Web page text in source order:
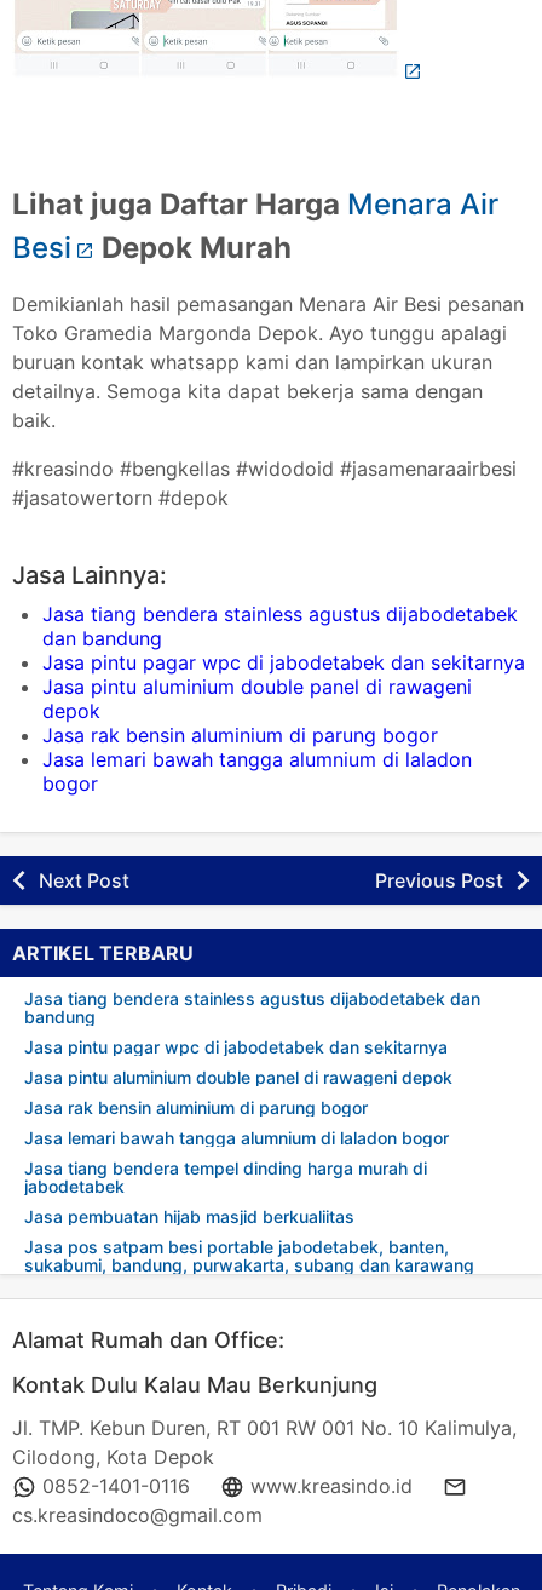
Lihat juga Daftar Harga Menara Air
Besi
Depok Murah
Demikianlah hasil pemasangan Menara Air Besi pesanan
Toko Gramedia Margonda Depok. Ayo tunggu apalagi
buruan kontak whatsapp kami dan lampirkan ukuran
detailnya. Semoga kita dapat bekerja sama dengan
baik.
#kreasindo #bengkellas #widodoid #jasamenaraairbesi
#jasatowertorn #depok
Jasa Lainnya:
Jasa tiang bendera stainless agustus dijabodetabek
dan bandung
Jasa pintu pagar wpc di jabodetabek dan sekitarnya
Jasa pintu aluminium double panel di rawageni
depok
Jasa rak bensin aluminium di parung bogor
Jasa lemari bawah tangga alumnium di laladon
bogor
Next Post Previous Post
ARTIKEL TERBARU
Jasa tiang bendera stainless agustus dijabodetabek dan
bandung
Jasa pintu pagar wpc di jabodetabek dan sekitarnya
Jasa pintu aluminium double panel di rawageni depok
Jasa rak bensin aluminium di parung bogor
Jasa lemari bawah tangga alumnium di laladon bogor
Jasa tiang bendera tempel dinding harga murah di
jabodetabek
Jasa pembuatan hijab masjid berkualiitas
Jasa pos satpam besi portable jabodetabek, banten,
sukabumi, bandung, purwakarta, subang dan karawang
Alamat Rumah dan Office:
Kontak Dulu Kalau Mau Berkunjung
Jl. TMP. Kebun Duren, RT 001 RW 001 No. 10 Kalimulya,
Cilodong, Kota Depok
0852-1401-0116
www.kreasindo.id
cs.kreasindoco@gmail.com